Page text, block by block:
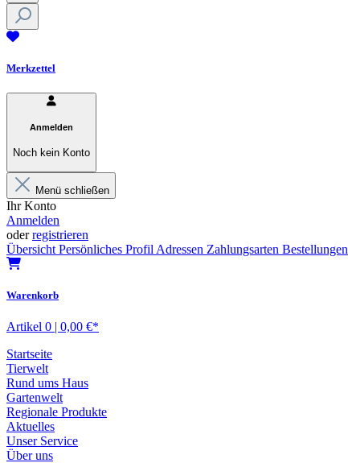
Merkzettel
Anmelden
Noch kein Konto
Menü schließen
Ihr Konto
Anmelden
oderregistrieren
Übersicht Persönliches Profil Adressen Zahlungsarten Bestellungen
Warenkorb
Artikel 0 | 0,00 €*
Startseite
Tierwelt
Rund ums Haus
Gartenwelt
Regionale Produkte
Aktuelles
Unser Service
Über uns